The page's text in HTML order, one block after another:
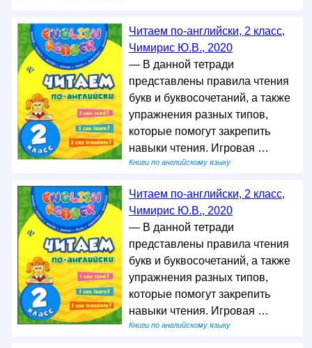
Читаем по-английски, 2 класс,
Чимирис Ю.В., 2020
— В данной тетради
представлены правила чтения
букв и буквосочетаний, а также
упражнения разных типов,
которые помогут закрепить
навыки чтения. Игровая …
Книги по английскому языку
Читаем по-английски, 2 класс,
Чимирис Ю.В., 2020
— В данной тетради
представлены правила чтения
букв и буквосочетаний, а также
упражнения разных типов,
которые помогут закрепить
навыки чтения. Игровая …
Книги по английскому языку